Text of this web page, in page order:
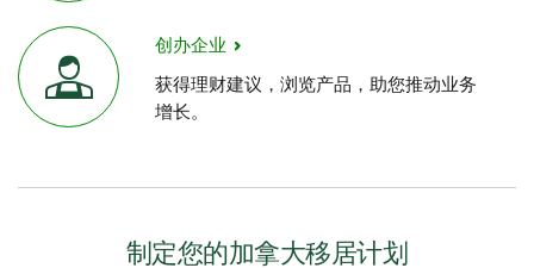
创办企业
获得理财建议，浏览产品，助您推动业务
增长。
制定您的加拿大移居计划